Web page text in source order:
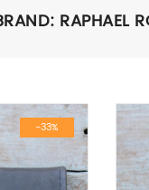
RAPHAEL
-33%